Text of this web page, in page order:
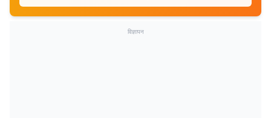
विज्ञापन